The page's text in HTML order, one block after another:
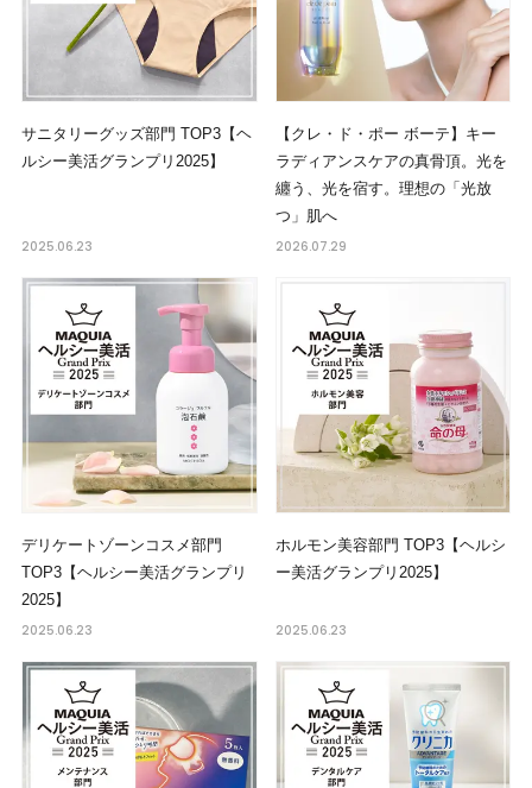
サニタリーグッズ部門 TOP3【ヘ
ルシー美活グランプリ2025】
2025.06.23
【クレ・ド・ポー ボーテ】キー
ラディアンスケアの真骨頂。光を
纏う、光を宿す。理想の「光放
つ」肌へ
2026.07.29
デリケートゾーンコスメ部門
TOP3【ヘルシー美活グランプリ
2025】
2025.06.23
ホルモン美容部門 TOP3【ヘルシ
ー美活グランプリ2025】
2025.06.23